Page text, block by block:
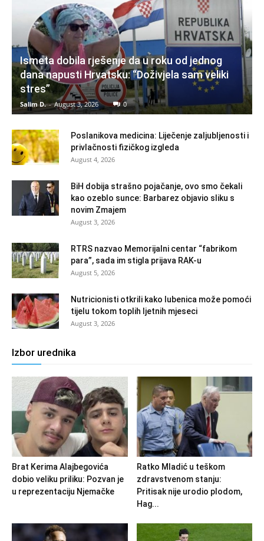
Ismeta dobila rješenje da u roku od jednog
dana napusti Hrvatsku: “Doživjela sam veliki
stres”
Salim D. - August 3, 2026 0
Poslanikova medicina: Liječenje zaljubljenosti i
privlačnosti fizičkog izgleda
August 4, 2026
BiH dobija strašno pojačanje, ovo smo čekali
kao ozeblo sunce: Barbarez objavio sliku s
novim Zmajem
August 3, 2026
RTRS nazvao Memorijalni centar “fabrikom
para”, sada im stigla prijava RAK-u
August 5, 2026
Nutricionisti otkrili kako lubenica može pomoći
tijelu tokom toplih ljetnih mjeseci
August 3, 2026
Izbor urednika
Brat Kerima Alajbegovića
dobio veliku priliku: Pozvan je
u reprezentaciju Njemačke
Ratko Mladić u teškom
zdravstvenom stanju:
Pritisak nije urodio plodom,
Hag...